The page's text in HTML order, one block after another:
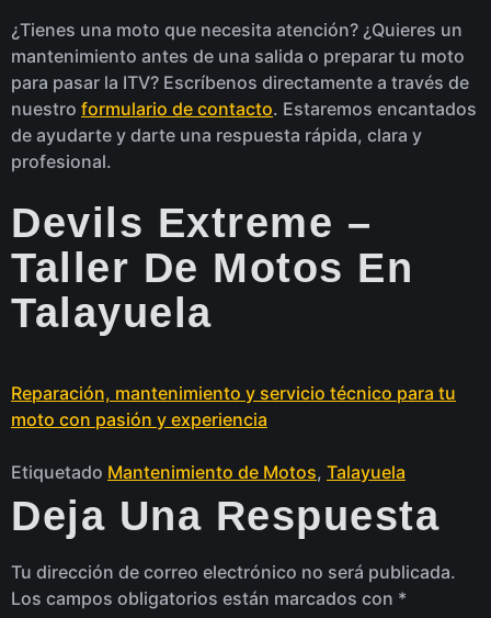
¿Tienes una moto que necesita atención? ¿Quieres un
mantenimiento antes de una salida o preparar tu moto
para pasar la ITV? Escríbenos directamente a través de
nuestro formulario de contacto. Estaremos encantados
de ayudarte y darte una respuesta rápida, clara y
profesional.
Devils Extreme –
Taller De Motos En
Talayuela
Reparación, mantenimiento y servicio técnico para tu
moto con pasión y experiencia
Etiquetado Mantenimiento de Motos, Talayuela
Deja Una Respuesta
Tu dirección de correo electrónico no será publicada.
Los campos obligatorios están marcados con *